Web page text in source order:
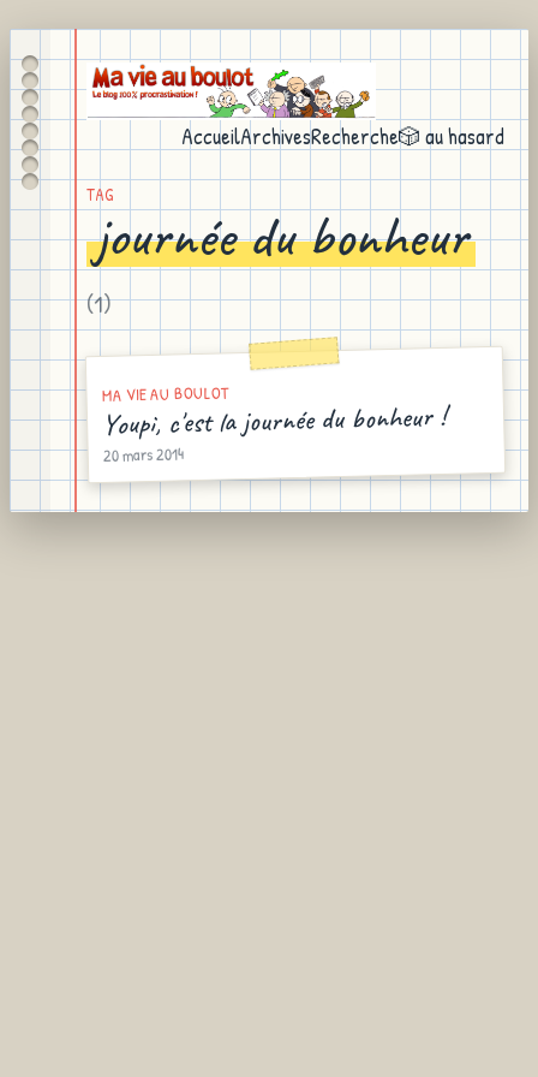
AccueilArchivesRecherche🎲 au hasard
TAG
journée du bonheur
(1)
MA VIE AU BOULOT
Youpi, c'est la journée du bonheur !
20 mars 2014